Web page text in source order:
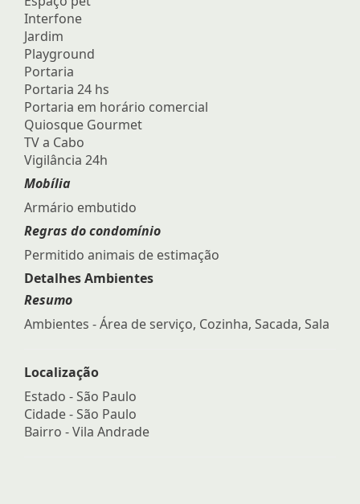
Interfone
Jardim
Playground
Portaria
Portaria 24 hs
Portaria em horário comercial
Quiosque Gourmet
TV a Cabo
Vigilância 24h
Mobília
Armário embutido
Regras do condomínio
Permitido animais de estimação
Detalhes Ambientes
Resumo
Ambientes - Área de serviço, Cozinha, Sacada, Sala
Localização
Estado -São Paulo
Cidade -São Paulo
Bairro -Vila Andrade